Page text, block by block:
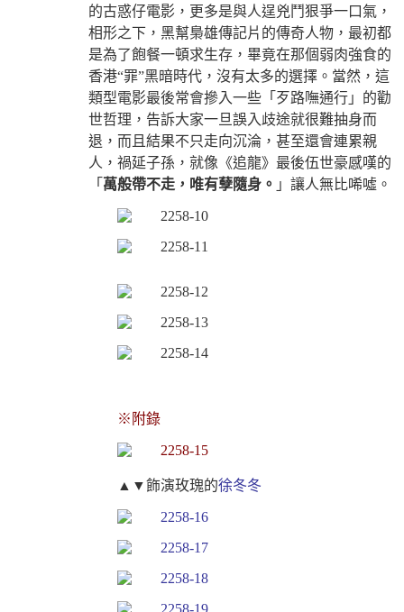
的古惑仔電影，更多是與人逞兇鬥狠爭一口氣，
相形之下，黑幫梟雄傳記片的傳奇人物，最初都
是為了飽餐一頓求生存，畢竟在那個弱肉強食的
香港“罪”黑暗時代，沒有太多的選擇。當然，這
類型電影最後常會摻入一些「歹路嘸通行」的勸
世哲理，告訴大家一旦誤入歧途就很難抽身而
退，而且結果不只走向沉淪，甚至還會連累親
人，禍延子孫，就像《追龍》最後伍世豪感嘆的
「 萬般帶不走，唯有孽隨身。 」讓人無比唏噓。
※附錄
▲▼飾演玫瑰的徐冬冬